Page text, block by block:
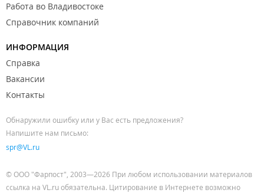
Работа во Владивостоке
Справочник компаний
ИНФОРМАЦИЯ
Справка
Вакансии
Контакты
Обнаружили ошибку или у Вас есть предложения?
Напишите нам письмо:
spr@VL.ru
© ООО "Фарпост", 2003—2026 При любом использовании материалов
ссылка на VL.ru обязательна. Цитирование в Интернете возможно